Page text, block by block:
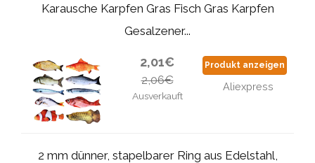
Karausche Karpfen Gras Fisch Gras Karpfen
Gesalzener...
2,01€
2,06€
Ausverkauft
Produkt anzeigen
Aliexpress
2 mm dünner, stapelbarer Ring aus Edelstahl,